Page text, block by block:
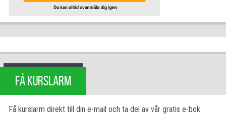
FÅ KURSLARM
Få kurslarm direkt till din e-mail och ta del av vår gratis e-bok